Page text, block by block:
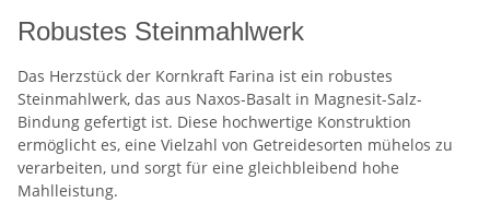
Robustes Steinmahlwerk
Das Herzstück der Kornkraft Farina ist ein robustes
Steinmahlwerk, das aus Naxos-Basalt in Magnesit-Salz-
Bindung gefertigt ist. Diese hochwertige Konstruktion
ermöglicht es, eine Vielzahl von Getreidesorten mühelos zu
verarbeiten, und sorgt für eine gleichbleibend hohe
Mahlleistung.